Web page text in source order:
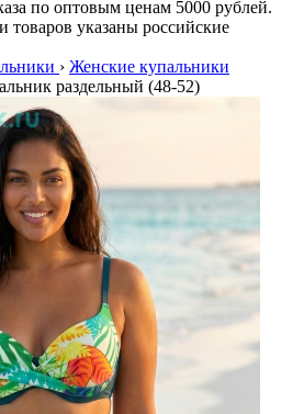
по оптовым ценам 5000 рублей.
указаны российские
› Женские купальники
раздельный (48-52)